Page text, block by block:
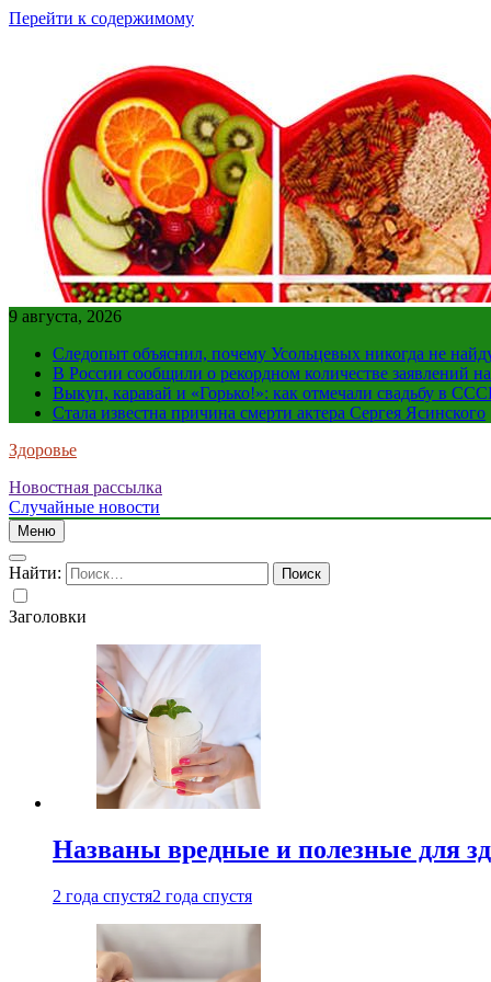
Перейти к содержимому
9 августа, 2026
Следопыт объяснил, почему Усольцевых никогда не
В России сообщили о рекордном количестве заявлений
Выкуп, каравай и «Горько!»: как отмечали свадьбу в
Стала известна причина смерти актера Сергея Ясинского
Здоровье
Новостная рассылка
Случайные новости
Меню
Найти:
Заголовки
Названы вредные и полезные для
2 года спустя2 года спустя